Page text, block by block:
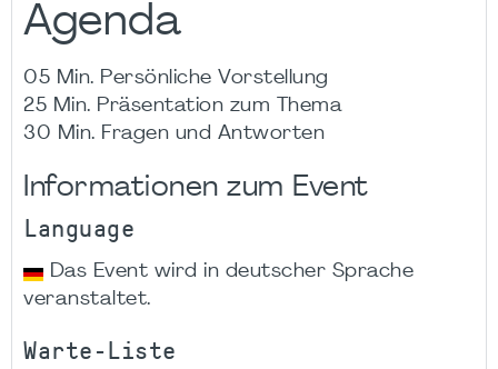
Agenda
05 Min. Persönliche Vorstellung
25 Min. Präsentation zum Thema
30 Min. Fragen und Antworten
Informationen zum Event
Language
Das Event wird in deutscher Sprache
veranstaltet.
Warte-Liste